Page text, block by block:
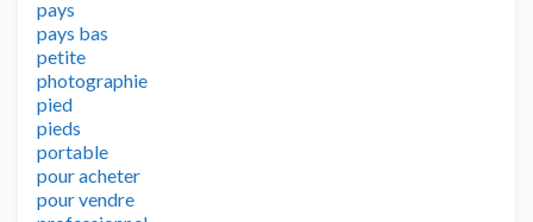
pays
pays bas
petite
photographie
pied
pieds
portable
pour acheter
pour vendre